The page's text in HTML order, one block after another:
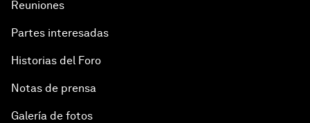
Reuniones
Partes interesadas
Historias del Foro
Notas de prensa
Galería de fotos